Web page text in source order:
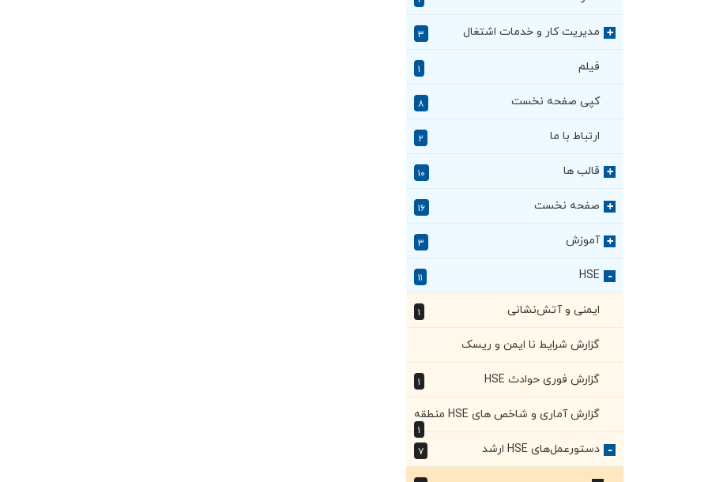
+ مدیریت کار و خدمات اشتغال ۳
فیلم ۱
کپی صفحه نخست ۸
ارتباط با ما ۲
+ قالب ها ۱۰
+ صفحه نخست ۱۶
+ آموزش ۳
HSE ۱۱
ایمنی و آتش‌نشانی ۱
گزارش شرایط نا ایمن و ریسک
گزارش فوری حوادث HSE ۱
گزارش آماری و شاخص های HSE منطقه
۱
دستور‌عمل‌های HSE ارشد ۷